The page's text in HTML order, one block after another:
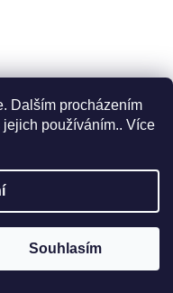
Dalším procházením
používáním.. Více
Souhlasím
411,8 cm zelená